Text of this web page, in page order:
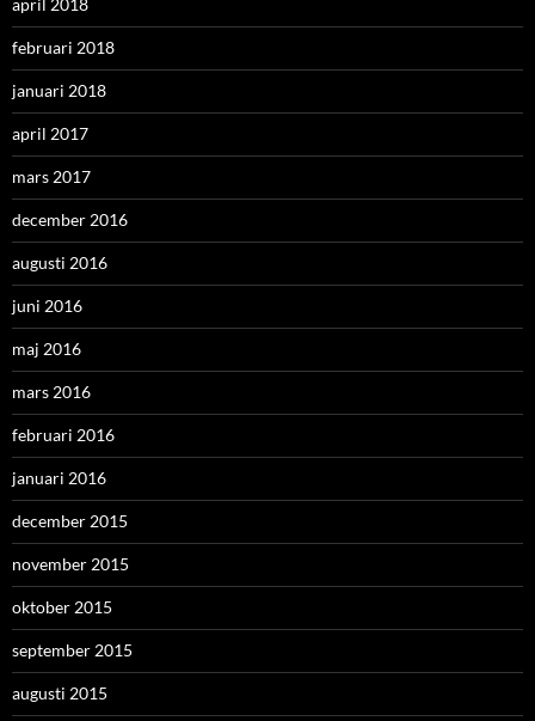
april 2018
februari 2018
januari 2018
april 2017
mars 2017
december 2016
augusti 2016
juni 2016
maj 2016
mars 2016
februari 2016
januari 2016
december 2015
november 2015
oktober 2015
september 2015
augusti 2015